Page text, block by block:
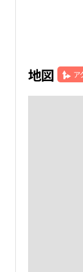
地図 ア